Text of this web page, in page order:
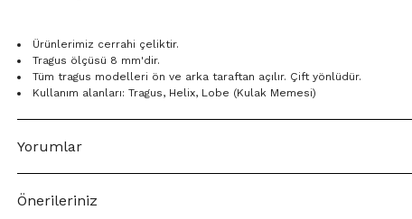
Ürünlerimiz cerrahi çeliktir.
Tragus ölçüsü 8 mm'dir.
Tüm tragus modelleri ön ve arka taraftan açılır. Çift yönlüdür.
Kullanım alanları: Tragus, Helix, Lobe (Kulak Memesi)
Yorumlar
Önerileriniz